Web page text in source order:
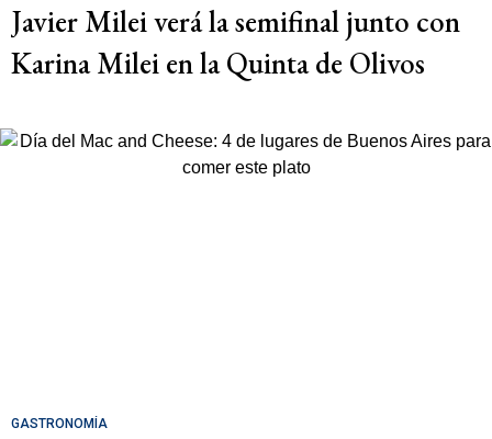
Javier Milei verá la semifinal junto con
Karina Milei en la Quinta de Olivos
GASTRONOMÍA